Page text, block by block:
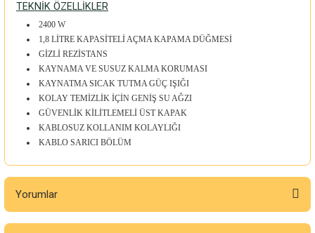
TEKNİK ÖZELLİKLER
2400 W
1,8 LİTRE KAPASİTELİ AÇMA KAPAMA DÜĞMESİ
GİZLİ REZİSTANS
KAYNAMA VE SUSUZ KALMA KORUMASI
KAYNATMA SICAK TUTMA GÜÇ IŞIĞI
KOLAY TEMİZLİK İÇİN GENİŞ SU AĞZI
GÜVENLİK KİLİTLEMELİ ÜST KAPAK
KABLOSUZ KOLLANIM KOLAYLIĞI
KABLO SARICI BÖLÜM
Yorumlar